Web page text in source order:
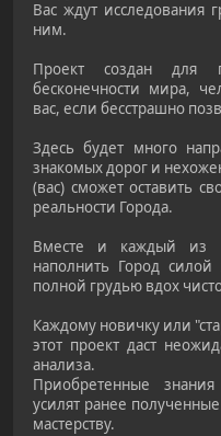
Вас ждут исследования
ним.
Проект создан для
бесконечности мира,
вас, если бесстрашно
Здесь будет много
знакомых дорог и
(вас) сможет оставить
реальности Города.
Вместе и каждый из
наполнить Город
полной грудью вдох
Каждому новичку или
этот проект даст
анализа.
Приобретенные
усилят ранее
мастерству.